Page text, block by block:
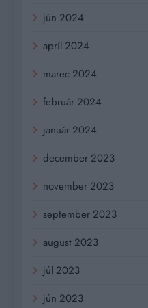
jún 2024
apríl 2024
marec 2024
február 2024
január 2024
december 2023
november 2023
september 2023
august 2023
júl 2023
jún 2023